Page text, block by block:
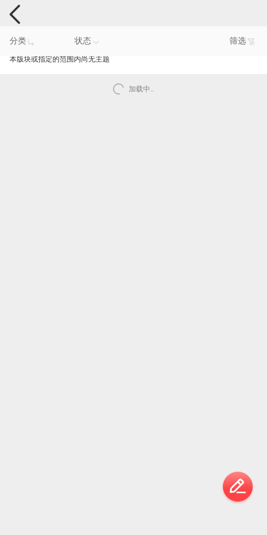
手机反馈
分类 状态 筛选
本版块或指定的范围内尚无主题
加载中..